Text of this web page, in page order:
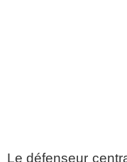
Le défenseur